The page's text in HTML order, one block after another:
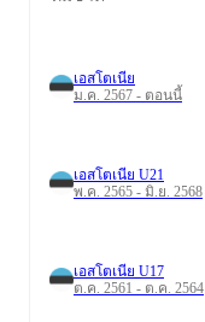
เอสโตเนีย
ม.ค. 2567 - ตอนนี้
เอสโตเนีย U21
พ.ค. 2565 - มิ.ย. 2568
เอสโตเนีย U17
ต.ค. 2561 - ต.ค. 2564